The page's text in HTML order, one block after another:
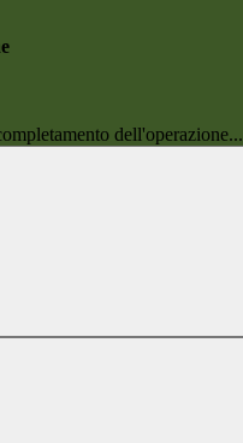
dell'operazione...